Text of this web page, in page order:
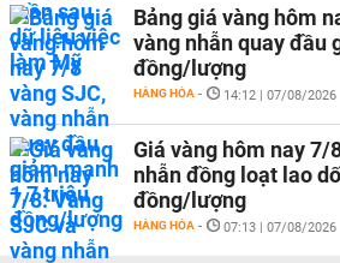
Bảng giá vàng hôm
vàng nhẫn quay đầu
đồng/lượng
HÀNG HÓA - 14:12 | 07/08/2026
Giá vàng hôm nay 7/
nhẫn đồng loạt lao
đồng/lượng
HÀNG HÓA - 07:13 | 07/08/2026